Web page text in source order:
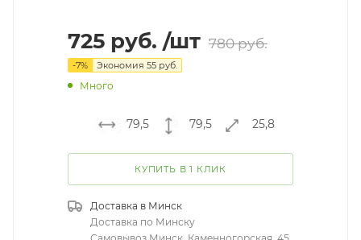
725 руб. /шт 780руб.
-7% Экономия 55 руб.
Много
79,5 79,5 25,8
КУПИТЬ В 1 КЛИК
Доставка в Минск
Доставка по Минску